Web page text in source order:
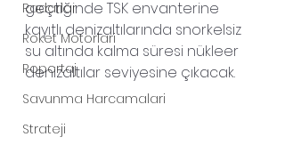
Radarlar
Roket Motorlari
Roportaj
Savunma Harcamalari
Strateji
geçtiğinde TSK envanterine
kayıtlı denizaltılarında snorkelsiz
su altında kalma süresi nükleer
denizaltılar seviyesine çıkacak.